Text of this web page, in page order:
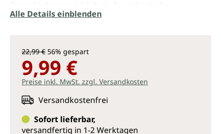
wahrgenommen. In Vergessenheit geraten ist Hanf
diesem Gebiet präsentiert Michael Backes in
Cannabis als Medizin umfassende Informationen
über die Wirkungsweisen und die Verabreichung von
medizinischem Cannabis. In seinem umfangreichen
wie Cannabis auf das körpereigene System wirkt, wie
man es am besten vorbereitet und verabreicht, und
wie man die Dosierung modifiziert und kontrolliert.
Alle Details einblenden
22,99 € 56% gespart
9,99 €
Preise inkl. MwSt. zzgl. Versandkosten
Versandkostenfrei
Sofort lieferbar,
versandfertig in 1-2 Werktagen